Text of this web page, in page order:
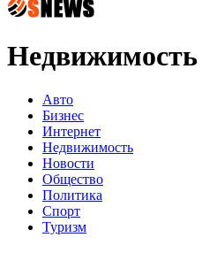
Недвижимость
Авто
Бизнес
Интернет
Недвижимость
Новости
Общество
Политика
Спорт
Туризм